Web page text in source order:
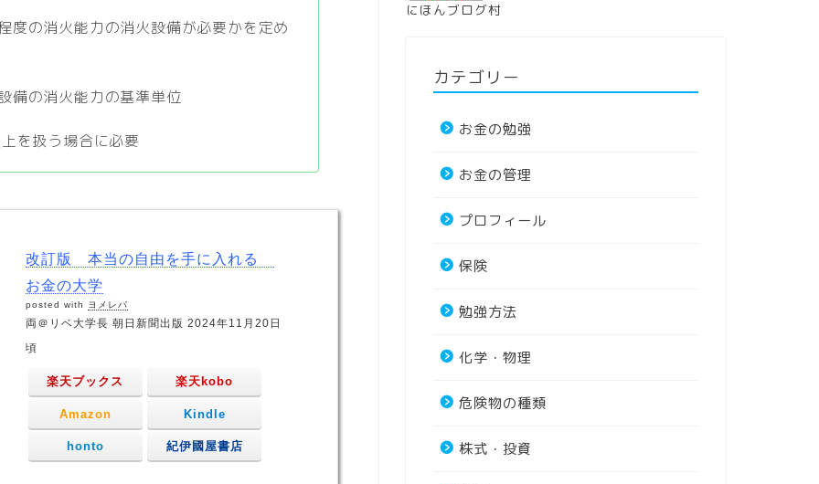
度の消火能力の消火設備が必要かを定め
備の消火能力の基準単位
を扱う場合に必要
改訂版 本当の自由を手に入れる
お金の大学
posted with ヨメレバ
両＠リベ大学長 朝日新聞出版 2024年11月20日
頃
楽天ブックス 楽天kobo
Amazon Kindle
honto 紀伊國屋書店
にほんブログ村
カテゴリー
お金の勉強
お金の管理
プロフィール
保険
勉強方法
化学・物理
危険物の種類
株式・投資